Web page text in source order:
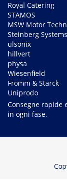
Royal Catering
STAMOS
MSW Motor
Steinberg Systems
ulsonix
hillvert
physa
Wiesenfield
Fromm & Starck
Uniprodo
Consegne rapide
in ogni fase.